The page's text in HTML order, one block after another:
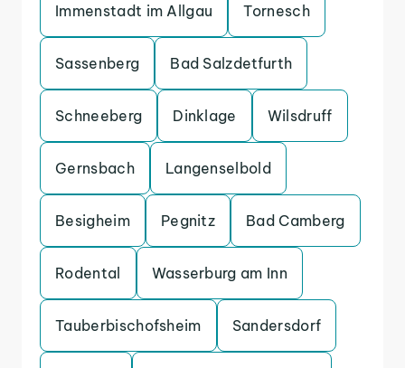
Immenstadt im Allgau Tornesch
Sassenberg Bad Salzdetfurth
Schneeberg Dinklage Wilsdruff
Gernsbach Langenselbold
Besigheim Pegnitz Bad Camberg
Rodental Wasserburg am Inn
Tauberbischofsheim Sandersdorf